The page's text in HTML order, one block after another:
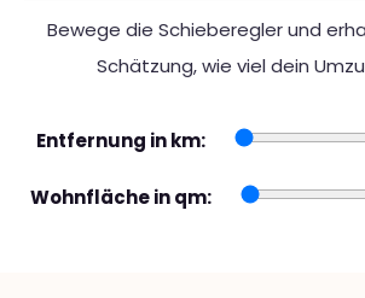
Bewege die Schieberegler und
Schätzung, wie viel dein
Entfernung in km:
Wohnfläche in qm: